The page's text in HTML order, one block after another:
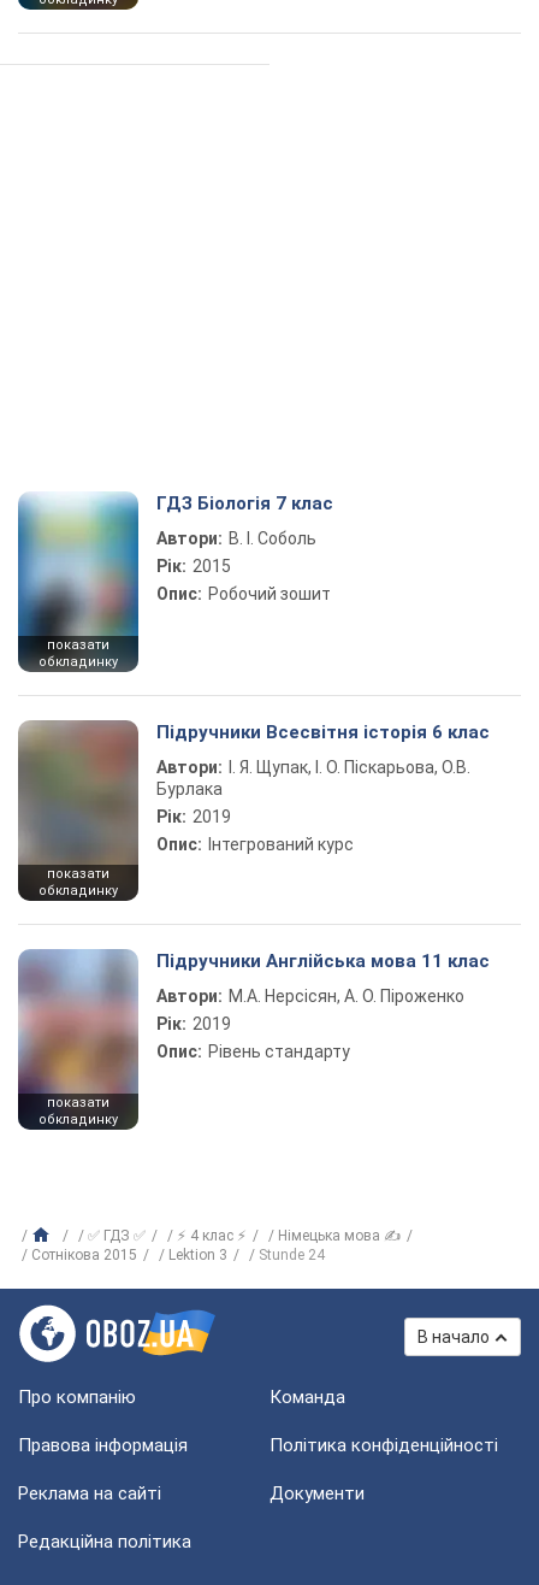
показати
обкладинку
ГДЗ Біологія 7 клас
Автори: В. І. Соболь
Рік: 2015
Опис: Робочий зошит
показати
обкладинку
Підручники Всесвітня історія 6 клас
Автори:
І. Я. Щупак, І. О. Піскарьова, О.В.
Бурлака
Рік: 2019
Опис: Інтегрований курс
показати
обкладинку
Підручники Англійська мова 11 клас
Автори: М.А. Нерсісян, А. О. Піроженко
Рік: 2019
Опис: Рівень стандарту
✅ ГДЗ ✅ ⚡ 4 клас ⚡
Німецька мова ✍
Сотнікова 2015
Lektion 3 Stunde 24
В начало
Про компанію Команда
Правова інформація Політика конфіденційності
Реклама на сайті Документи
Редакційна політика